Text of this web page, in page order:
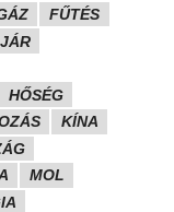
FŰTÉS
HŐSÉG
KÍNA
MOL